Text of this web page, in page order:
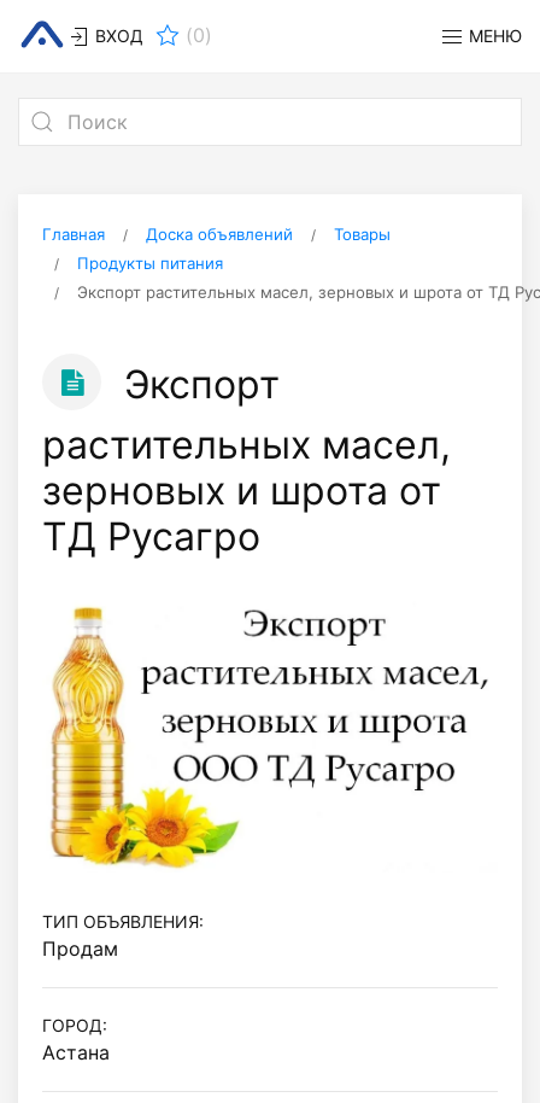
ВХОД (0) МЕНЮ
Главная Доска объявлений
Товары
Продукты питания
Экспорт растительных масел, зерновых и шрота от ТД
Экспорт
растительных масел,
зерновых и шрота от
ТД Русагро
ТИП ОБЪЯВЛЕНИЯ:
Продам
ГОРОД:
Астана